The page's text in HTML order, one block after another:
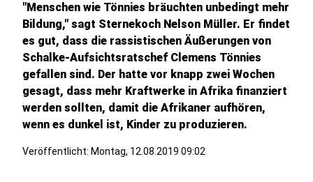
"Menschen wie Tönnies bräuchten unbedingt mehr
Bildung," sagt Sternekoch Nelson Müller. Er findet
es gut, dass die rassistischen Äußerungen von
Schalke-Aufsichtsratschef Clemens Tönnies
gefallen sind. Der hatte vor knapp zwei Wochen
gesagt, dass mehr Kraftwerke in Afrika finanziert
werden sollten, damit die Afrikaner aufhören,
wenn es dunkel ist, Kinder zu produzieren.
Veröffentlicht: Montag, 12.08.2019 09:02